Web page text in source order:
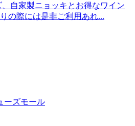
自家製ニョッキとお得なワイン
の際には是非ご利用あれ...
ーズモール